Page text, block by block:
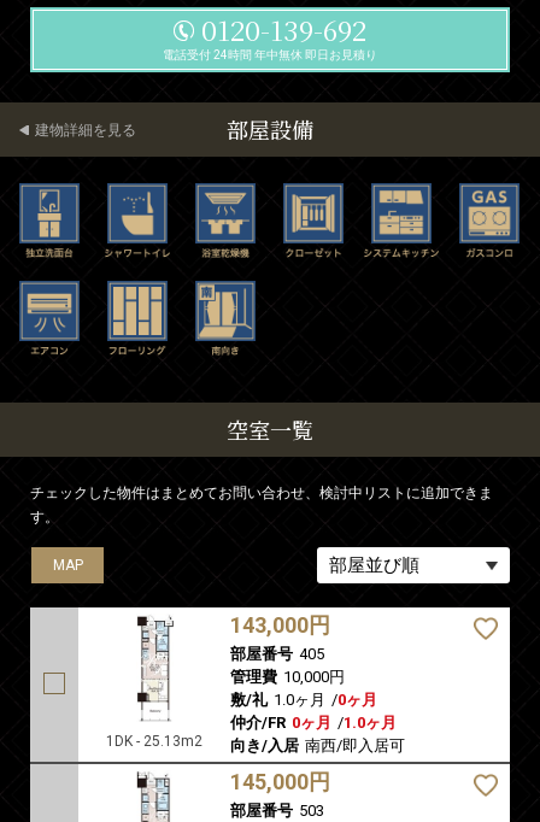
0120-139-692
電話受付 24時間 年中無休 即日お見積り
部屋設備
建物詳細を見る
空室一覧
チェックした物件はまとめてお問い合わせ、検討中リストに追加できま
す。
MAP
1DK - 25.13m2
143,000円
部屋番号 405
管理費 10,000円
敷/礼 1.0ヶ月 /0ヶ月
仲介/FR 0ヶ月 /1.0ヶ月
向き/入居 南西/即入居可
MAP
145,000円
部屋番号 503
MAP
MAP
MAP